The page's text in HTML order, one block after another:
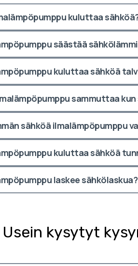
kuluttaa
säästää
kuluttaa sähköä
sammuttaa
sähköä ilmalämpöpumppu
kuluttaa sähköä
laskee sähkölaskua?
Usein kysytyt